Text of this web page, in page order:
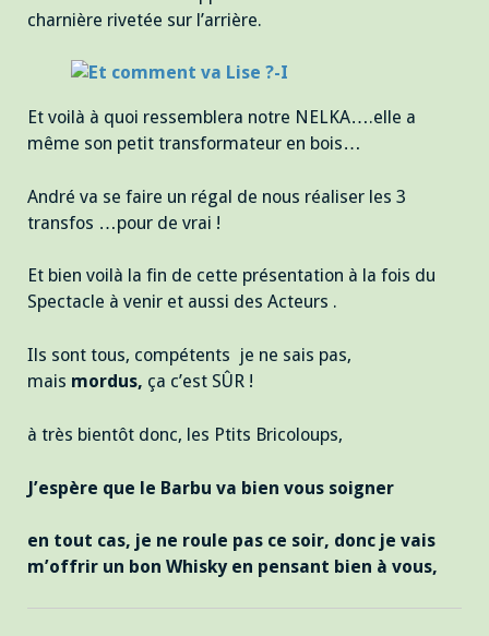
charnière rivetée sur l’arrière.
Et voilà à quoi ressemblera notre NELKA….elle a
même son petit transformateur en bois…
André va se faire un régal de nous réaliser les 3
transfos …pour de vrai !
Et bien voilà la fin de cette présentation à la fois du
Spectacle à venir et aussi des Acteurs .
Ils sont tous, compétents je ne sais pas,
mais mordus, ça c’est SÛR !
à très bientôt donc, les Ptits Bricoloups,
J’espère que le Barbu va bien vous soigner
en tout cas, je ne roule pas ce soir, donc je vais
m’offrir un bon Whisky en pensant bien à vous,